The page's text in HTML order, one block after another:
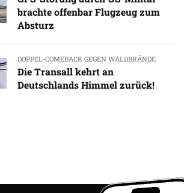
brachte offenbar Flugzeug zum
Absturz
DOPPEL-COMEBACK GEGEN WALDBRÄNDE
Die Transall kehrt an
Deutschlands Himmel zurück!